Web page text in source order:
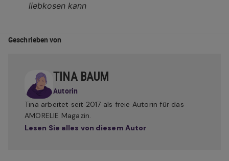
liebkosen kann
Geschrieben von
TINA BAUM
Autorin
Tina arbeitet seit 2017 als freie Autorin für das
AMORELIE Magazin.
Lesen Sie alles von diesem Autor